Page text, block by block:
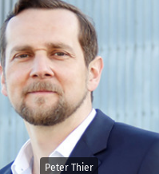
Peter Thier